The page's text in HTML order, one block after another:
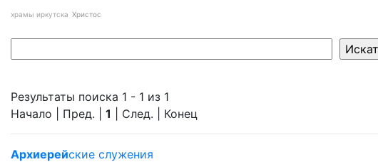
храмы иркутска Христос
Результаты поиска 1 - 1 из 1
Начало | Пред. | 1 | След. | Конец
Архиерейские служения